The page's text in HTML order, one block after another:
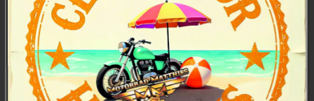
Vorab: Hier leider nur sehr
wenige Fotos. Ein Blick ins
umfangreicheFotoalbum
von Knapp ein Jahr
von
diesem Event lohnt. Wir
gestehen neidlos - da
waren fleißigere Fotografen
am Werk!